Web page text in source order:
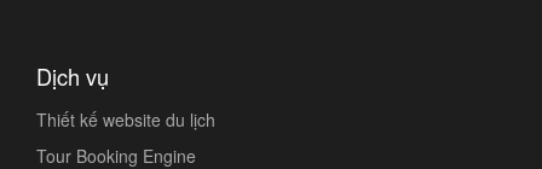
Dịch vụ
Thiết kế website du lịch
Tour Booking Engine